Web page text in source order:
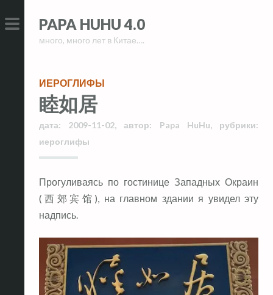
to
PRIMARY
to
PAPA HUHU 4.0
много, много лет в Китае….
ИЕРОГЛИФЫ
睦如居
дата: 2009-11-02, автор: Papa HuHu,рубрики:
иероглифы
Прогуливаясь по гостинице Западных Окраин
(西郊宾馆), на главном здании я увидел эту
надпись.